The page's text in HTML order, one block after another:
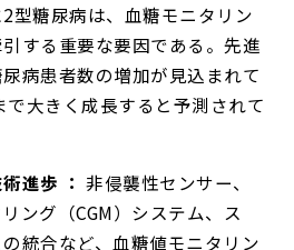
型糖尿病は、血糖モニタリン
する重要な要因である。先進
病患者数の増加が見込まれて
大きく成長すると予測されて
進歩 ： 非侵襲性センサー、
ング（CGM）システム、ス
統合など、血糖値モニタリン